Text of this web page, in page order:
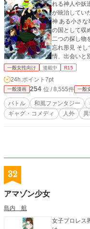
れる神人や妖達が住む上界。
が統治してい
神 ある小さな事がきっかけで北の闇神が東と西の国を奪い己
の国として収めることとな
二つの探し物を見
忘れ形見 そしてもう一人は…。 悲劇と喜劇、歪み切った愛
情、出会いと
達の国盗り遊戯が勃発する
はバリタチ※
の良い奴しか
が優しくな
レ※欠損※自
なんだっけ？ 本作は倫理感崩壊中の汚ねぇギャグ要素、流血
一般女性向け 連載中 R15
24h.ポイント 7pt
一般漫画 254 位 / 8,555件 一般
バトル 和風ファンタジー
ギャグ・コメディ
人外 異
32
アマゾン少女
島内 航
女子プロレス